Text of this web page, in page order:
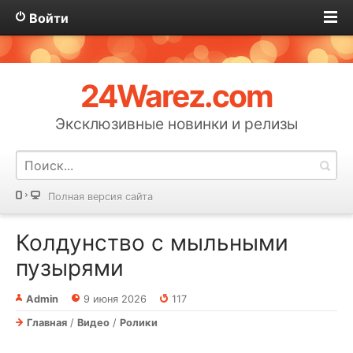
Войти
24Warez.com
Эксклюзивные новинки и релизы
Полная версия сайта
Колдунство с мыльными
пузырями
Admin 9 июня 2026
117
Главная / Видео / Ролики